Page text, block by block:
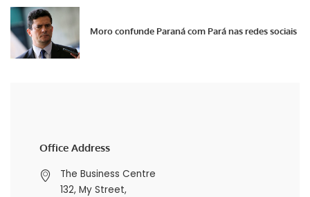
Moro confunde Paraná com Pará nas redes sociais
Office Address
The Business Centre
132, My Street,